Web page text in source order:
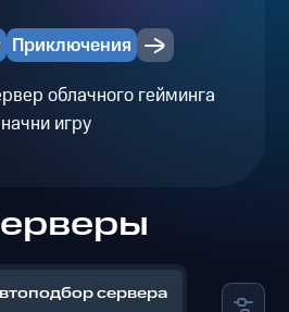
Приключения
облачного гейминга
игру
сервера